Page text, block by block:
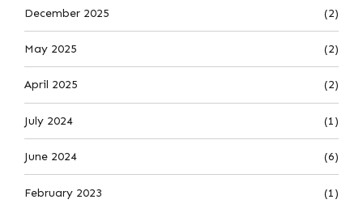
December 2025 (2)
May 2025 (2)
April 2025 (2)
July 2024 (1)
June 2024 (6)
February 2023 (1)